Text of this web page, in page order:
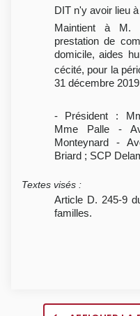
DIT n'y avoir lieu
Maintient à
prestation de
domicile, aides
cécité, pour la
31 décembre
- Président :
Mme Palle -
Monteynard -
Briard ; SCP
Textes visés :
Article D. 245-9
familles.